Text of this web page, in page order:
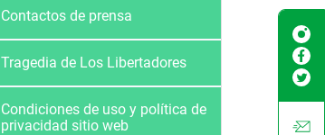
Contactos de prensa
Tragedia de Los Libertadores
Condiciones de uso y política de
privacidad sitio web